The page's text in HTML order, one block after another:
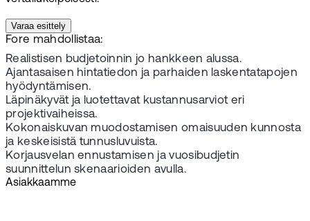
Varaa esittely
Fore mahdollistaa:
Realistisen budjetoinnin jo hankkeen alussa.
Ajantasaisen hintatiedon ja parhaiden laskentatapojen
hyödyntämisen.
Läpinäkyvät ja luotettavat kustannusarviot eri
projektivaiheissa.
Kokonaiskuvan muodostamisen omaisuuden kunnosta
ja keskeisistä tunnusluvuista.
Korjausvelan ennustamisen ja vuosibudjetin
suunnittelun skenaarioiden avulla.
Asiakkaamme